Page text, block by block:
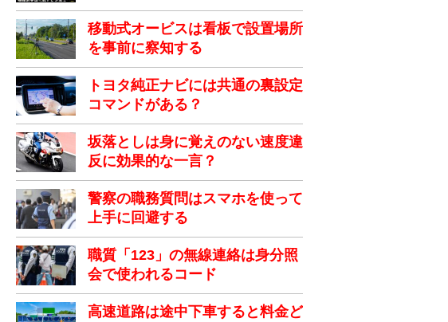
移動式オービスは看板で設置場所
を事前に察知する
トヨタ純正ナビには共通の裏設定
コマンドがある？
坂落としは身に覚えのない速度違
反に効果的な一言？
警察の職務質問はスマホを使って
上手に回避する
職質「123」の無線連絡は身分照
会で使われるコード
高速道路は途中下車すると料金ど